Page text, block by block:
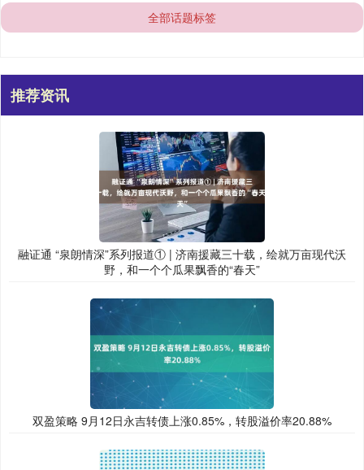
全部话题标签
推荐资讯
融证通 “泉朗情深”系列报道① | 济南援藏三十载，绘就万亩现代沃
野，和一个个瓜果飘香的“春天”
双盈策略 9月12日永吉转债上涨0.85%，转股溢价率20.88%